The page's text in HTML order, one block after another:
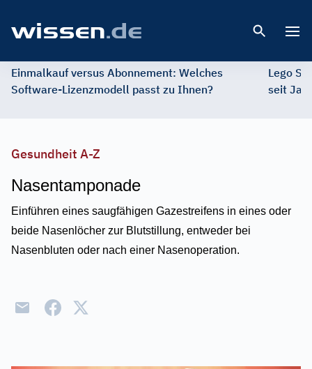
Einmalkauf versus Abonnement: Welches
Software-Lizenzmodell passt zu Ihnen?
Lego
seit
Gesundheit A-Z
Nasentamponade
Einführen eines saugfähigen Gazestreifens in eines oder
beide Nasenlöcher zur Blutstillung, entweder bei
Nasenbluten oder nach einer Nasenoperation.